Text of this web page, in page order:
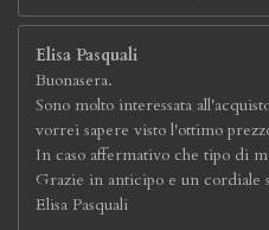
Elisa Pasquali
Buonasera.
Sono molto interessata
vorrei sapere visto l'ottimo
In caso affermativo che tipo di
Grazie in anticipo e un cordiale
Elisa Pasquali